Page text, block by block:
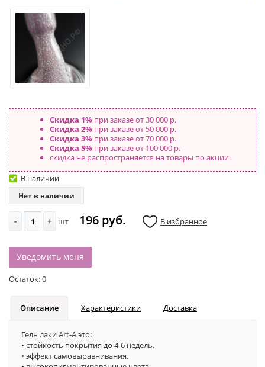
Скидка 1%при заказе от 30 000 р.
Скидка 2%при заказе от 50 000 р.
Скидка 3%при заказе от 70 000 р.
Скидка 5%при заказе от 100 000 р.
скидка не распространяется на товары по акции.
В наличии
Нет в наличии
- + шт 196 руб. В избранное
Уведомить меня
Остаток:0
Описание Характеристики Доставка
Гель лаки Art-A это:
• стойкость покрытия до 4-6 недель.
• эффект самовыравнивания.